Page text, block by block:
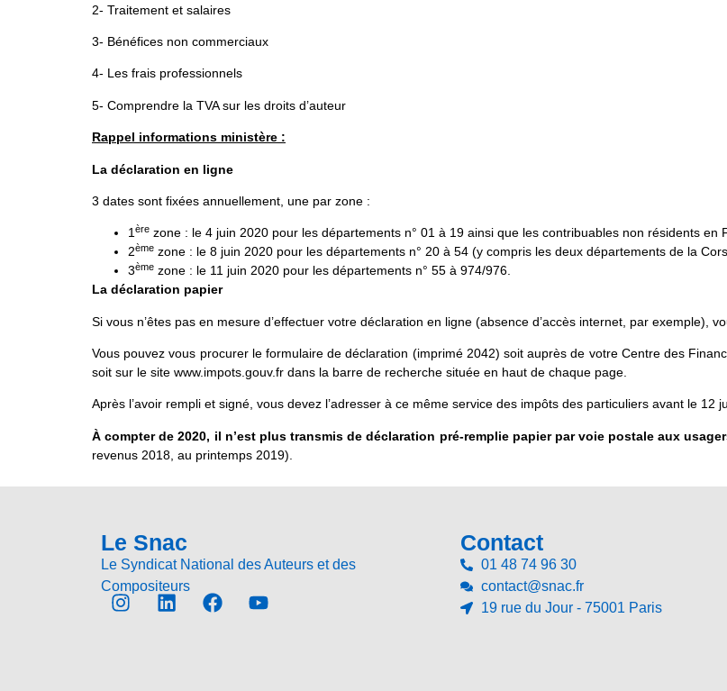
2- Traitement et salaires
3- Bénéfices non commerciaux
4- Les frais professionnels
5- Comprendre la TVA sur les droits d’auteur
Rappel informations ministère :
La déclaration en ligne
3 dates sont fixées annuellement, une par zone :
1ère zone : le 4 juin 2020 pour les départements n° 01 à 19 ainsi que les contribuables non résidents en
2ème zone : le 8 juin 2020 pour les départements n° 20 à 54 (y compris les deux départements de la
3ème zone : le 11 juin 2020 pour les départements n° 55 à 974/976.
La déclaration papier
Si vous n’êtes pas en mesure d’effectuer votre déclaration en ligne (absence d’accès internet, par exemple),
Vous pouvez vous procurer le formulaire de déclaration (imprimé 2042) soit auprès de votre Centre des
soit sur le site www.impots.gouv.fr dans la barre de recherche située en haut de chaque page.
Après l’avoir rempli et signé, vous devez l’adresser à ce même service des impôts des particuliers avant le 12
À compter de 2020, il n’est plus transmis de déclaration pré-remplie papier par voie postale aux
revenus 2018, au printemps 2019).
Le Snac
Le Syndicat National des Auteurs et des
Compositeurs
Contact
01 48 74 96 30
contact@snac.fr
19 rue du Jour - 75001 Paris